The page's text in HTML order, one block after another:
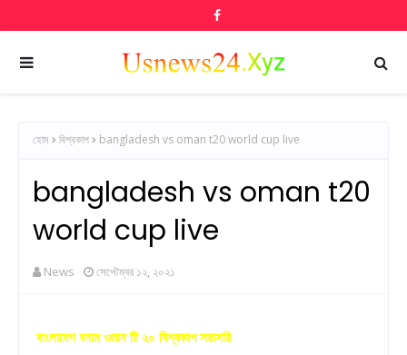
হোম বিশ্বকাপ bangladesh vs oman t20 world cup live
bangladesh vs oman t20
world cup live
News সেপ্টেম্বর ১২, ২০২১
বাংলাদেশ বনাম ওমান টি ২০ বিশ্বকাপ সরাসরি